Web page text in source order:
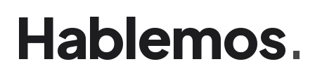
Hablemos.